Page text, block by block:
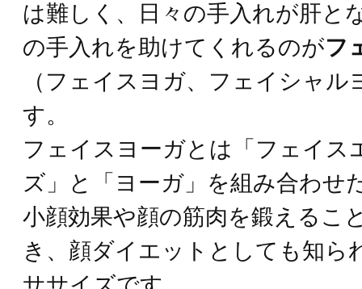
は難しく、日々の手入れが肝と
の手入れを助けてくれるのがフ
（フェイスヨガ、フェイシャル
す。
フェイスヨーガとは「フェイス
ズ」と「ヨーガ」を組み合わせ
小顔効果や顔の筋肉を鍛えるこ
き、顔ダイエットとしても知ら